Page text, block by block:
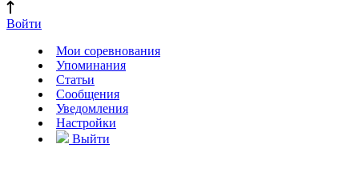
Войти
Мои соревнования
Упоминания
Статьи
Сообщения
Уведомления
Настройки
Выйти